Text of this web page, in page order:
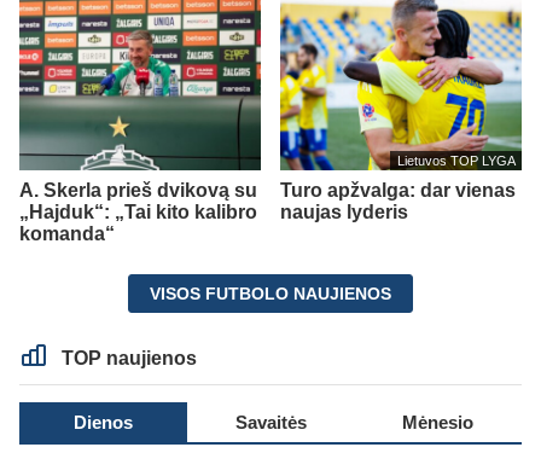
A. Skerla prieš dvikovą su
„Hajduk“: „Tai kito kalibro
komanda“
Lietuvos TOP LYGA
Turo apžvalga: dar vienas
naujas lyderis
VISOS FUTBOLO NAUJIENOS
TOP naujienos
Dienos Savaitės Mėnesio